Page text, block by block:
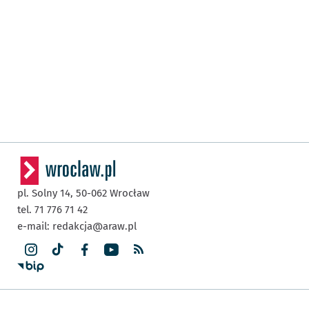
pl. Solny 14, 50-062 Wrocław
tel. 71 776 71 42
e-mail: redakcja@araw.pl